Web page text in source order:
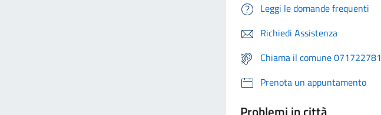
Leggi le domande frequenti
Richiedi Assistenza
Chiama il comune 071722781
Prenota un appuntamento
Problemi in città